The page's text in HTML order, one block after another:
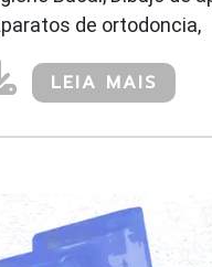
de ortodoncia,
LEIA MAIS